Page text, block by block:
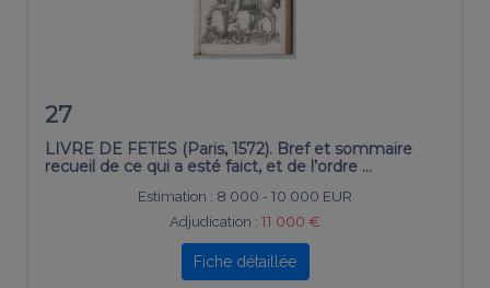
27
LIVRE DE FETES (Paris, 1572). Bref et sommaire
recueil de ce qui a esté faict, et de l’ordre …
Estimation : 8 000 - 10 000 EUR
Adjudication : 11 000 €
Fiche détaillée